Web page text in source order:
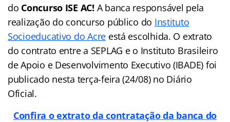
do Concurso ISE AC! A banca responsável pela
realização do concurso público do Instituto
Socioeducativo do Acre está escolhida. O extrato
do contrato entre a SEPLAG e o Instituto Brasileiro
de Apoio e Desenvolvimento Executivo (IBADE) foi
publicado nesta terça-feira (24/08) no Diário
Oficial.
Confira o extrato da contratação da banca do